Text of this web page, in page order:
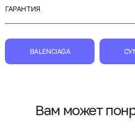
ГАРАНТИЯ
BALENCIAGA
Вам может